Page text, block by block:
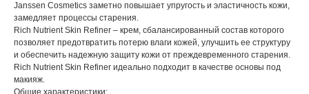
Janssen Cosmetics заметно повышает упругость и эластичность кожи,
замедляет процессы старения.
Rich Nutrient Skin Refiner – крем, сбалансированный состав которого
позволяет предотвратить потерю влаги кожей, улучшить ее структуру
и обеспечить надежную защиту кожи от преждевременного старения.
Rich Nutrient Skin Refiner идеально подходит в качестве основы под
макияж.